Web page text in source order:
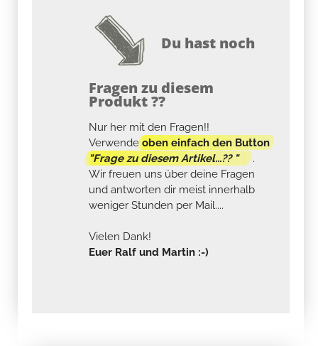
Du hast noch
Fragen zu diesem
Produkt ??
Nur her mit den Fragen!!
Verwendeoben einfach den Button
"Frage zu diesem Artikel...?? "
.
Wir freuen uns über deine Fragen
und antworten dir meist innerhalb
weniger Stunden per Mail....
Vielen Dank!
Euer Ralf und Martin :-)